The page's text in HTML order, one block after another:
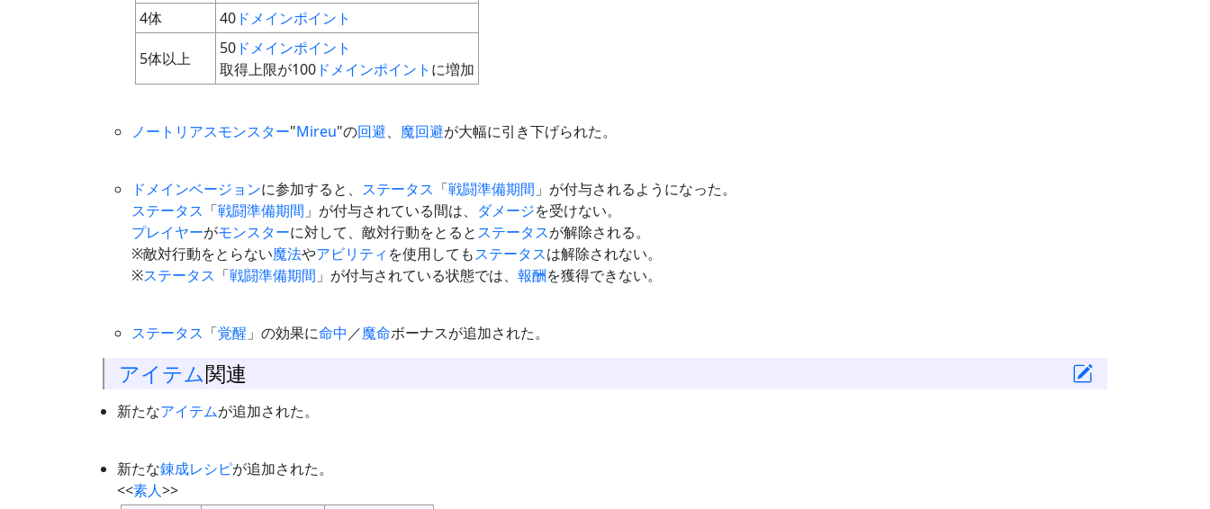
4体
40 ドメインポイント
5体以上
50 ドメインポイント
取得上限が100 ドメインポイント に増加
ノートリアスモンスター"Mireu"の回避、 魔回避が大幅に引き下げられた。
ドメインベージョンに参加すると、 ステータス 「戦闘準備期間 」が付与されるようになった。
ステータス 「戦闘準備期間 」が付与されている間は、 ダメージを受けない。
プレイヤーがモンスターに対して、敵対行動をとるとステータスが解除される。
※敵対行動をとらない魔法やアビリティ を使用してもステータスは解除されない。
※ステータス 「戦闘準備期間 」が付与されている状態では、 報酬を獲得できない。
ステータス 「覚醒 」の効果に命中 ／魔命ボーナスが追加された。
アイテム関連
新たなアイテムが追加された。
新たな錬成レシピが追加された。
<<素人>>